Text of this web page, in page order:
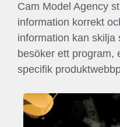
Cam Model Agency
information korrekt
information kan skilja
besöker ett program,
specifik